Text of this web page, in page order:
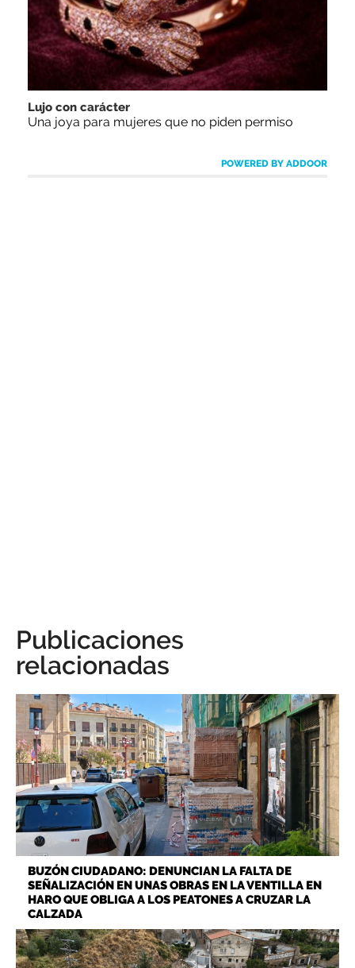
Lujo con carácter
Una joya para mujeres que no piden permiso
POWERED BY ADDOOR
Publicaciones
relacionadas
BUZÓN CIUDADANO: DENUNCIAN LA FALTA DE
SEÑALIZACIÓN EN UNAS OBRAS EN LA VENTILLA EN
HARO QUE OBLIGA A LOS PEATONES A CRUZAR LA
CALZADA